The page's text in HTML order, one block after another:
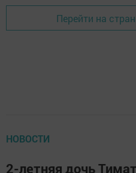
Перейти на
НОВОСТИ
2-летняя дочь